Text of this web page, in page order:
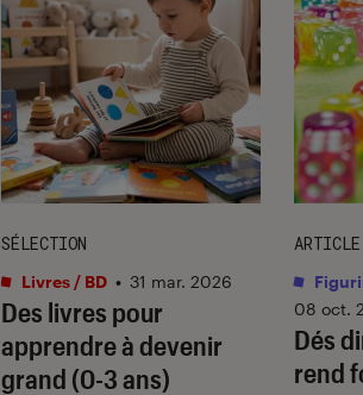
Des livres pour
apprendre à devenir
grand (0-3 ans)
SÉLECTION
Livres / BD • 31 mar. 2026
Dés
rend
ARTICLE
08 oct.